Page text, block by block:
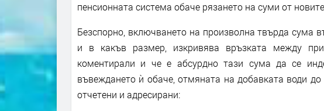
пенсионната система обаче рязането на суми от
Безспорно, включването на произволна твърда сума
и в какъв размер, изкривява връзката между
коментирали и че е абсурдно тази сума да се
въвеждането ѝ обаче, отмяната на добавката води
отчетени и адресирани: